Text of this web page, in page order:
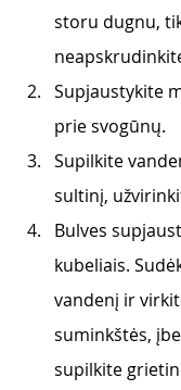
storu dugnu,
Supjaustykite
prie svogūnų.
Supilkite
sultinį,
Bulves
kubeliais.
vandenį ir
suminkštės,
supilkite